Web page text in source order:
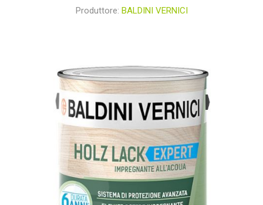
Produttore: BALDINI VERNICI